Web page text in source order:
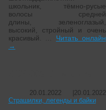
школьник, тёмно-русые
волосы средней
длины, зеленоглазый,
высокий, стройный и очень
красивый. … Читать онлайн
→
20.01.2022
20.01.2022
Страшилки, легенды и байки